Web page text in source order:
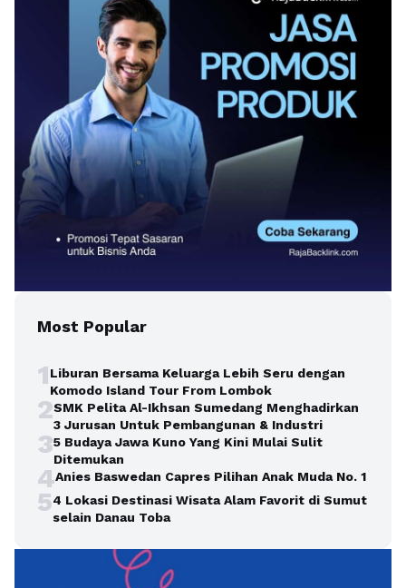
Most Popular
1Liburan Bersama Keluarga Lebih Seru dengan
Komodo Island Tour From Lombok
2SMK Pelita Al-Ikhsan Sumedang Menghadirkan
3 Jurusan Untuk Pembangunan & Industri
35 Budaya Jawa Kuno Yang Kini Mulai Sulit
Ditemukan
4Anies Baswedan Capres Pilihan Anak Muda No. 1
54 Lokasi Destinasi Wisata Alam Favorit di Sumut
selain Danau Toba